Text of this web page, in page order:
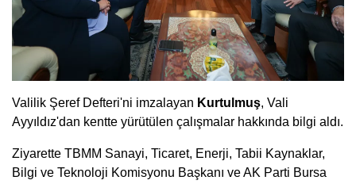
Valilik Şeref Defteri'ni imzalayan Kurtulmuş, Vali
Ayyıldız'dan kentte yürütülen çalışmalar hakkında bilgi aldı.
Ziyarette TBMM Sanayi, Ticaret, Enerji, Tabii Kaynaklar,
Bilgi ve Teknoloji Komisyonu Başkanı ve AK Parti Bursa